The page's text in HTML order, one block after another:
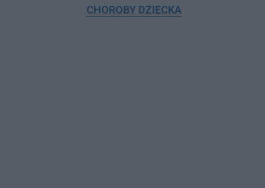
CHOROBY DZIECKA